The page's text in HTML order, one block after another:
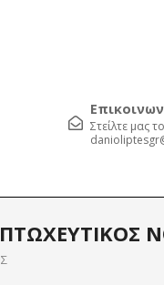
Στείλτε μας
ΠΤΩΧΕΥΤΙΚΟΣ